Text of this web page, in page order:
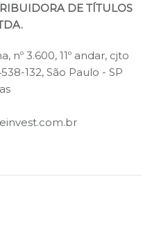
DE TÍTULOS
nº 3.600, 11º andar, cjto
132, São Paulo - SP